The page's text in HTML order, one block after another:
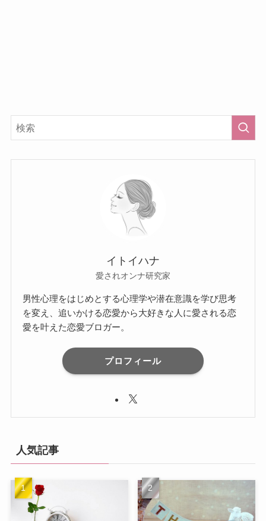
イトイハナ
愛されオンナ研究家
男性心理をはじめとする心理学や潜在意識を学び思考
を変え、追いかける恋愛から大好きな人に愛される恋
愛を叶えた恋愛ブロガー。
プロフィール
人気記事